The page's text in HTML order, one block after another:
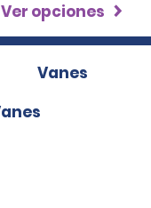
Ver opciones
Vanes